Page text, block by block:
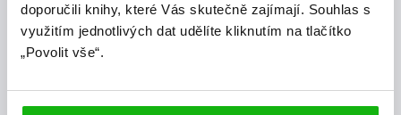
doporučili knihy, které Vás skutečně zajímají. Souhlas s
využitím jednotlivých dat udělíte kliknutím na tlačítko
„Povolit vše“.
Posty, které by tě mohly zajímat